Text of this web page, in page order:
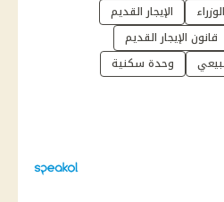
الإيجار القديم
قانون الإيجار القديم
وحدة سكنية